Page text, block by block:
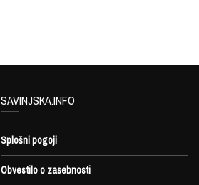
SAVINJSKA.INFO
Splošni pogoji
Obvestilo o zasebnosti